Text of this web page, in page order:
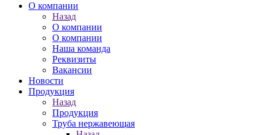
О компании
Назад
О компании
О компании
Наша команда
Реквизиты
Вакансии
Новости
Продукция
Назад
Продукция
Труба нержавеющая